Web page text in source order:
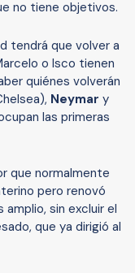
no tiene objetivos.
tendrá que volver a
o Isco tienen
quiénes volverán
Neymar y
las primeras
que normalmente
pero renovó
amplio, sin excluir el
que ya dirigió al